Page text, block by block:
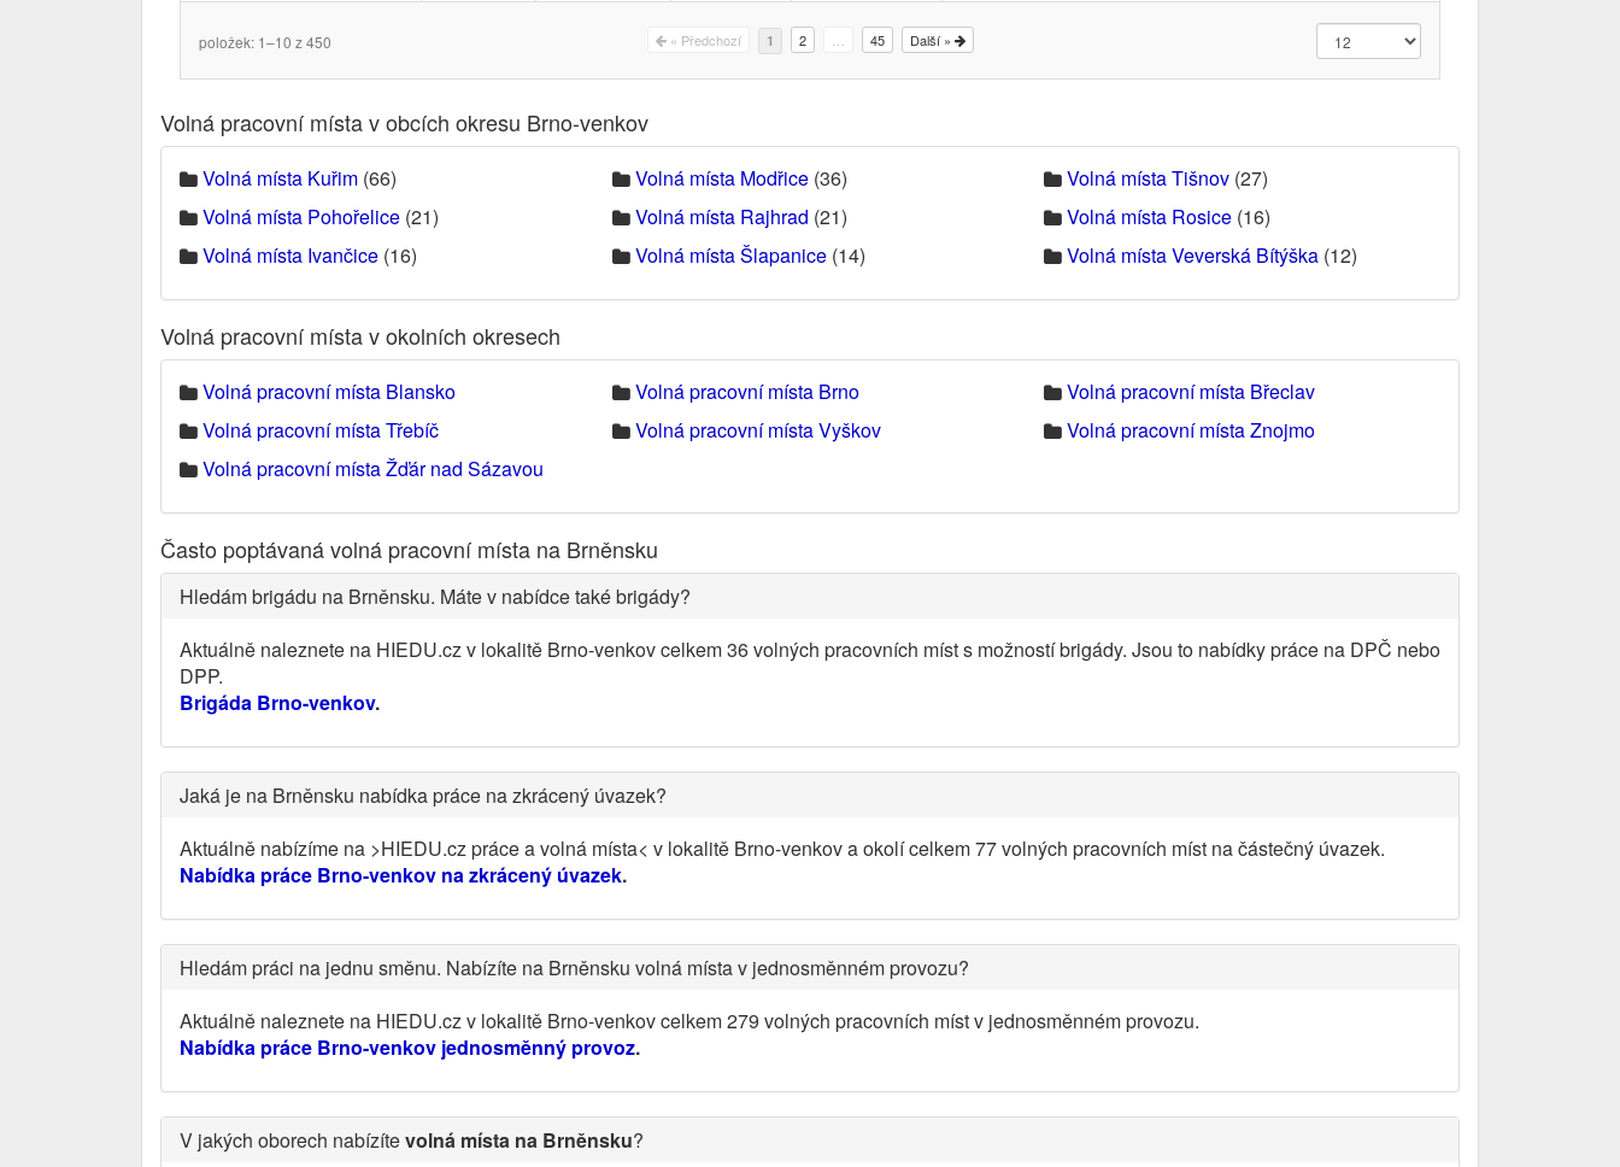
položek: 1–10 z 450 « Předchozí 1 2 45 Další »
Volná pracovní místa v obcích okresu Brno-venkov
Volná místa Kuřim (66) Volná místa Modřice(36) Volná místa Tišnov (27)
Volná místa Pohořelice (21) Volná místa Rajhrad (21) Volná místa Rosice (16)
Volná místa Ivančice (16) Volná místa Šlapanice(14) Volná místa Veverská Bítýška (12)
Volná pracovní místa v okolních okresech
Volná pracovní místa Blansko Volná pracovní místa Brno
Volná pracovní místa Břeclav
Volná pracovní místa Třebíč
Volná pracovní místa Vyškov
Volná pracovní místa Znojmo
Volná pracovní místa Žďár nad Sázavou
Často poptávaná volná pracovní místa na Brněnsku
Hledám brigádu na Brněnsku. Máte v nabídce také brigády?
Aktuálně naleznete na HIEDU.cz v lokalitě Brno-venkov celkem 36 volných pracovních míst s možností brigády. Jsou to nabídky práce na DPČ nebo
DPP.
Brigáda Brno-venkov.
Jaká je na Brněnsku nabídka práce na zkrácený úvazek?
Aktuálně nabízíme na >HIEDU.cz práce a volná místa< v lokalitě Brno-venkov a okolí celkem 77 volných pracovních míst na částečný úvazek.
Nabídka práce Brno-venkov na zkrácený úvazek.
Hledám práci na jednu směnu. Nabízíte na Brněnsku volná místa v jednosměnném provozu?
Aktuálně naleznete na HIEDU.cz v lokalitě Brno-venkov celkem 279 volných pracovních míst v jednosměnném provozu.
Nabídka práce Brno-venkov jednosměnný provoz.
V jakých oborech nabízítevolná místa na Brněnsku?